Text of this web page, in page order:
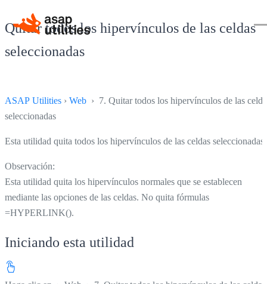
Quitar todos los hipervínculos de las celdas
seleccionadas
ASAP Utilities › Web › 7. Quitar todos los hipervínculos de las
seleccionadas
Esta utilidad quita todos los hipervínculos de las celdas seleccionadas.
Observación:
Esta utilidad quita los hipervínculos normales que se establecen
mediante las opciones de las celdas. No quita fórmulas
=HYPERLINK().
Iniciando esta utilidad